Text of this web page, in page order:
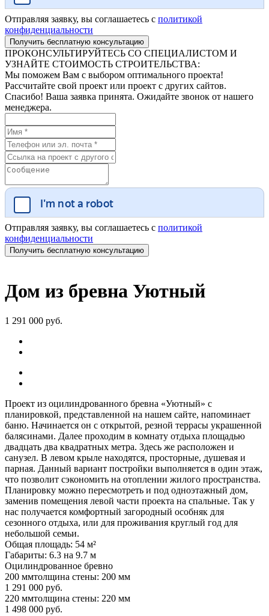
Отправляя заявку, вы соглашаетесь с политикой
конфиденциальности
ПРОКОНСУЛЬТИРУЙТЕСЬ СО СПЕЦИАЛИСТОМ И
УЗНАЙТЕ СТОИМОСТЬ СТРОИТЕЛЬСТВА:
Мы поможем Вам с выбором оптимального проекта!
Рассчитайте свой проект или проект с других сайтов.
Спасибо! Ваша заявка принята. Ожидайте звонок от нашего
менеджера.
Отправляя заявку, вы соглашаетесь с политикой
конфиденциальности
Дом из бревна Уютный
1 291 000 руб.
Проект из оцилиндрованного бревна «Уютный» с
планировкой, представленной на нашем сайте, напоминает
баню. Начинается он с открытой, резной террасы украшенной
балясинами. Далее проходим в комнату отдыха площадью
двадцать два квадратных метра. Здесь же расположен и
санузел. В левом крыле находятся, просторные, душевая и
парная. Данный вариант постройки выполняется в один этаж,
что позволит сэкономить на отоплении жилого пространства.
Планировку можно пересмотреть и под одноэтажный дом,
заменив помещения левой части проекта на спальные. Так у
нас получается комфортный загородный особняк для
сезонного отдыха, или для проживания круглый год для
небольшой семьи.
Общая площадь: 54 м²
Габариты: 6.3 на 9.7 м
Оцилиндрованное бревно
200 ммтолщина стены: 200 мм
1 291 000 руб.
220 ммтолщина стены: 220 мм
1 498 000 руб.